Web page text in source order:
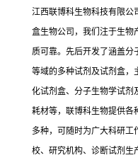
江西联博科生物科技有限公
盒生物公司，我们注于生物
质可靠。先后开发了涵盖分
等域的多种试剂及试剂盒，
化试剂盒、分子生物学试剂
耗材等，联博科生物提供各
多种，可随时为广大科研
校、研究机构、诊断试剂生